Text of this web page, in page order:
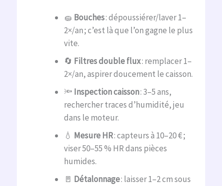
🧽 Bouches: dépoussiérer/laver 1–
2×/an ; c’est là que l’on gagne le plus
vite.
🔄 Filtres double flux: remplacer 1–
2×/an, aspirer doucement le caisson.
🔦 Inspection caisson: 3–5 ans,
rechercher traces d’humidité, jeu
dans le moteur.
💧 Mesure HR: capteurs à 10–20 € ;
viser 50–55 % HR dans pièces
humides.
🚪 Détalonnage: laisser 1–2 cm sous